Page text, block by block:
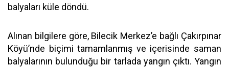
balyaları küle döndü.
Alınan bilgilere göre, Bilecik Merkez’e bağlı Çakırpınar
Köyü’nde biçimi tamamlanmış ve içerisinde saman
balyalarının bulunduğu bir tarlada yangın çıktı. Yangın